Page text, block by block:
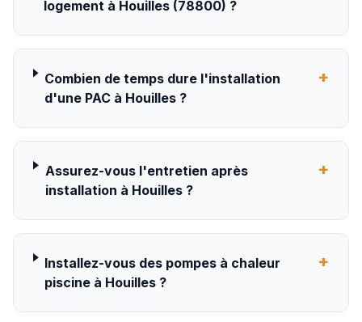
logement à Houilles (78800) ?
Combien de temps dure l'installation
d'une PAC à Houilles ?
+
Assurez-vous l'entretien après
installation à Houilles ?
+
Installez-vous des pompes à chaleur
piscine à Houilles ?
+